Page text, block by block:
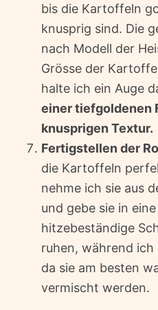
bis die Kartoffeln
knusprig sind. Die
nach Modell der
Grösse der
halte ich ein Auge
einer tiefgoldenen
knusprigen Textur.
Fertigstellen der
die Kartoffeln
nehme ich sie aus
und gebe sie in
hitzebeständige
ruhen, während ich
da sie am besten
vermischt werden.